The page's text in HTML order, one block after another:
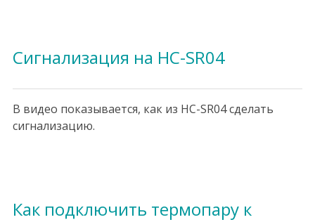
Сигнализация на HC-SR04
В видео показывается, как из HC-SR04 сделать
сигнализацию.
Как подключить термопару к